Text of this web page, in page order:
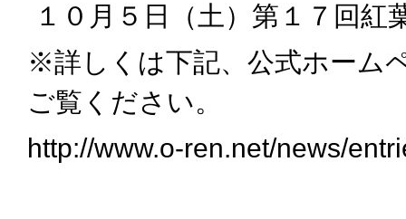
１０月５日（土）第１７回紅
※詳しくは下記、公式ホーム
ご覧ください。
http://www.o-ren.net/news/